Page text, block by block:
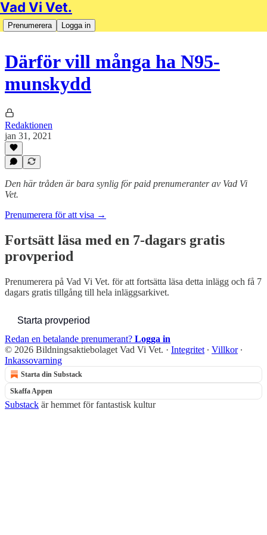
Vad Vi Vet.
Prenumerera Logga in
Därför vill många ha N95-
munskydd
Redaktionen
jan 31, 2021
Den här tråden är bara synlig för paid prenumeranter av Vad Vi
Vet.
Prenumerera för att visa →
Fortsätt läsa med en 7-dagars gratis
provperiod
Prenumerera på Vad Vi Vet. för att fortsätta läsa detta inlägg och få 7
dagars gratis tillgång till hela inläggsarkivet.
Starta provperiod
Redan en betalande prenumerant? Logga in
© 2026 Bildningsaktiebolaget Vad Vi Vet. · Integritet ∙ Villkor∙
Inkassovarning
Starta din Substack
Skaffa Appen
Substack är hemmet för fantastisk kultur